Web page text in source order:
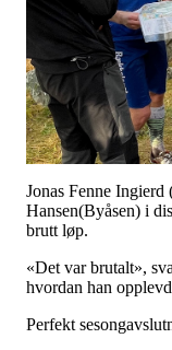
Jonas Fenne
Hansen(Byåsen) i
brutt løp.
«Det var brutalt»,
hvordan han
Perfekt